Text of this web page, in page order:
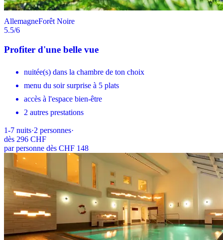
AllemagneForêt Noire
5.5/6
Profiter d'une belle vue
nuitée(s) dans la chambre de ton choix
menu du soir surprise à 5 plats
accès à l'espace bien-être
2 autres prestations
1-7 nuits·2 personnes·
dès 296 CHF
par personne dès CHF 148